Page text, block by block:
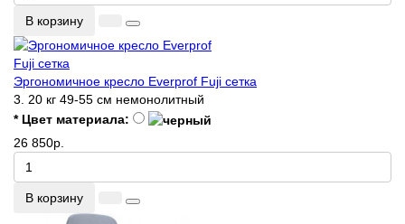
В корзину
Эргономичное кресло Everprof Fuji сетка
3.
20 кг 49-55 см немонолитный
* Цвет материала:
26 850р.
В корзину